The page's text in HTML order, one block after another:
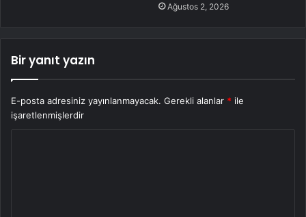
Ağustos 2, 2026
Bir yanıt yazın
E-posta adresiniz yayınlanmayacak. Gerekli alanlar * ile
işaretlenmişlerdir